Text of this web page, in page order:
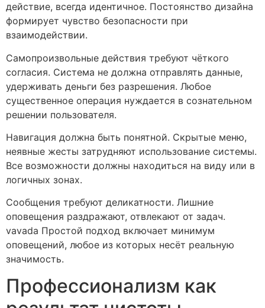
действие, всегда идентичное. Постоянство дизайна
формирует чувство безопасности при
взаимодействии.
Самопроизвольные действия требуют чёткого
согласия. Система не должна отправлять данные,
удерживать деньги без разрешения. Любое
существенное операция нуждается в сознательном
решении пользователя.
Навигация должна быть понятной. Скрытые меню,
неявные жесты затрудняют использование системы.
Все возможности должны находиться на виду или в
логичных зонах.
Сообщения требуют деликатности. Лишние
оповещения раздражают, отвлекают от задач.
vavada Простой подход включает минимум
оповещений, любое из которых несёт реальную
значимость.
Профессионализм как